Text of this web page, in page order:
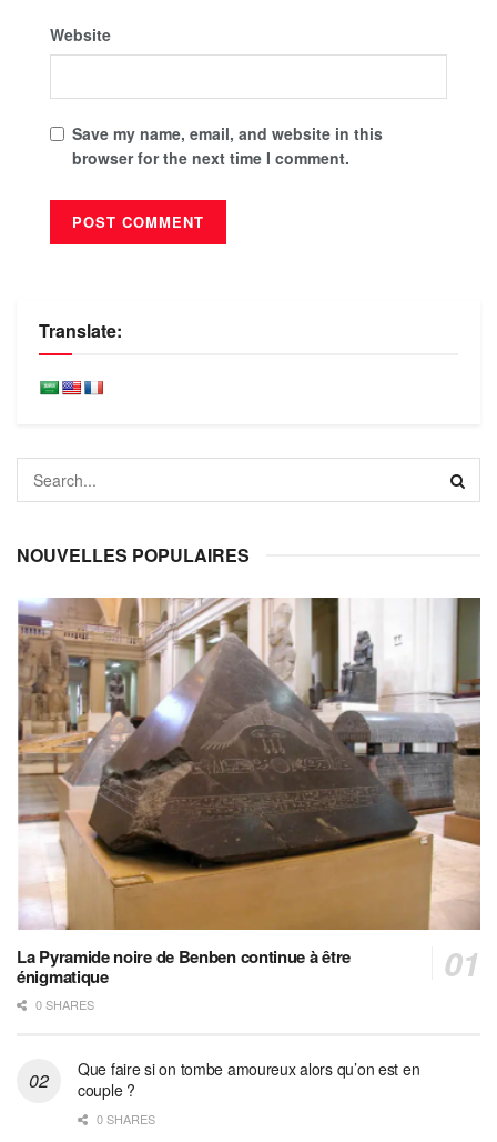
Website
Save my name, email, and website in this
browser for the next time I comment.
Translate:
NOUVELLES POPULAIRES
La Pyramide noire de Benben continue à être
énigmatique
0 SHARES
Que faire si on tombe amoureux alors qu’on est en
couple ?
0 SHARES